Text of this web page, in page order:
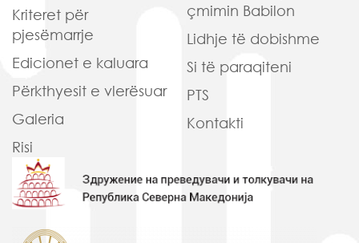
Kriteret për
pjesëmarrje
Edicionet e kaluara
Përkthyesit e vlerësuar
Galeria
Risi
çmimin Babilon
Lidhje të dobishme
Si të paraqiteni
PTS
Kontakti